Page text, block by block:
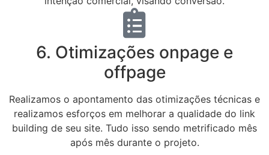
6. Otimizações onpage e
offpage
Realizamos o apontamento das otimizações técnicas e
realizamos esforços em melhorar a qualidade do link
building de seu site. Tudo isso sendo metrificado mês
após mês durante o projeto.